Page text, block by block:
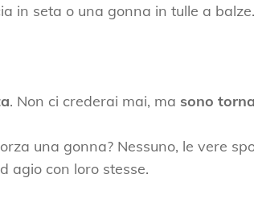
in seta o una gonna in tulle a balze.
. Non ci crederai mai, ma sono
una gonna? Nessuno, le vere
agio con loro stesse.